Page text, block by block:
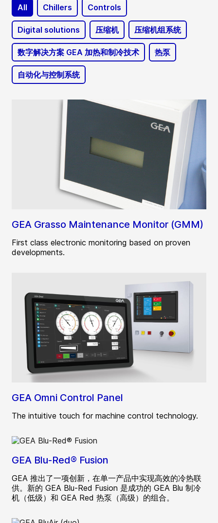
All Chillers Controls
Digital solutions 压缩机 压缩机组系统
数字解决方案 GEA 加热和制冷技术 热泵
自动化与控制系统
GEA Grasso Maintenance Monitor (GMM)
First class electronic monitoring based on proven
developments.
GEA Omni Control Panel
The intuitive touch for machine control technology.
GEA Blu-Red® Fusion
GEA 推出了一项创新，在单一产品中实现高效的冷热联
供。新的 GEA Blu-Red Fusion 是成功的 GEA Blu 制冷
机（低级）和 GEA Red 热泵（高级）的组合。